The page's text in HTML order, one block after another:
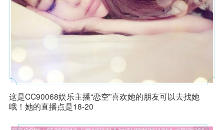
这是CC90068娱乐主播“恋空”喜欢她的朋友可以去找她
哦！她的直播点是18-20